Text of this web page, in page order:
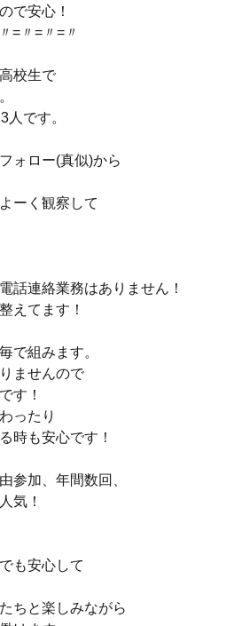
で安心！
=〃=〃=〃
校生で
です。
ォロー(真似)から
ーく観察して
話連絡業務はありません！
えてます！
で組みます。
ませんので
す！
ったり
時も安心です！
参加、年間数回、
気！
も安心して
ちと楽しみながら